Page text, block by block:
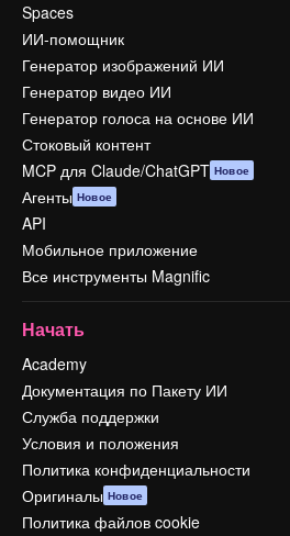
Spaces
ИИ-помощник
Генератор изображений ИИ
Генератор видео ИИ
Генератор голоса на основе ИИ
Стоковый контент
MCP для Claude/ChatGPT Новое
Агенты Новое
API
Мобильное приложение
Все инструменты Magnific
Начать
Academy
Документация по Пакету ИИ
Служба поддержки
Условия и положения
Политика конфиденциальности
Оригиналы Новое
Политика файлов cookie